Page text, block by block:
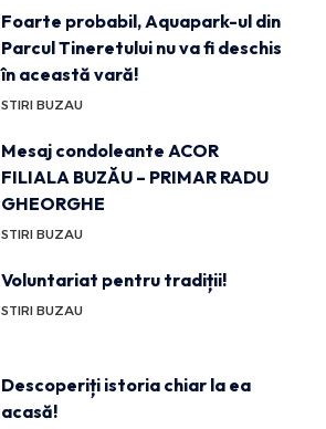
Foarte probabil, Aquapark-ul din
Parcul Tineretului nu va fi deschis
în această vară!
STIRI BUZAU
Mesaj condoleante ACOR
FILIALA BUZĂU – PRIMAR RADU
GHEORGHE
STIRI BUZAU
Voluntariat pentru tradiții!
STIRI BUZAU
Descoperiți istoria chiar la ea
acasă!